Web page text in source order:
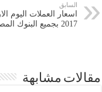
السابق
2017 بجميع البنوك المصرية
مقالات مشابهة